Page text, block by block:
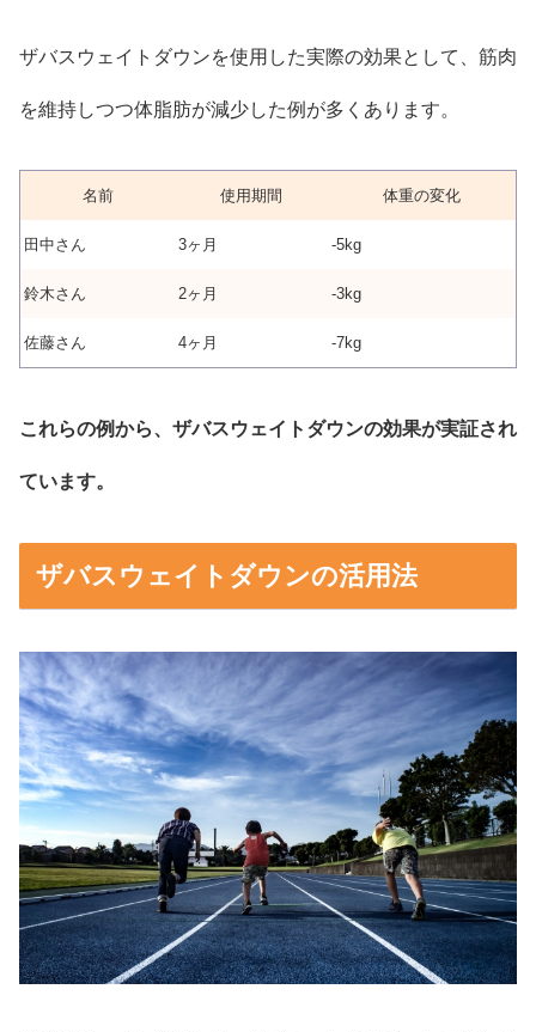
ザバスウェイトダウンを使用した実際の効果として、筋肉
を維持しつつ体脂肪が減少した例が多くあります。
名前 使用期間 体重の変化
田中さん 3ヶ月 -5kg
鈴木さん 2ヶ月 -3kg
佐藤さん 4ヶ月 -7kg
これらの例から、ザバスウェイトダウンの効果が実証され
ています。
ザバスウェイトダウンの活用法